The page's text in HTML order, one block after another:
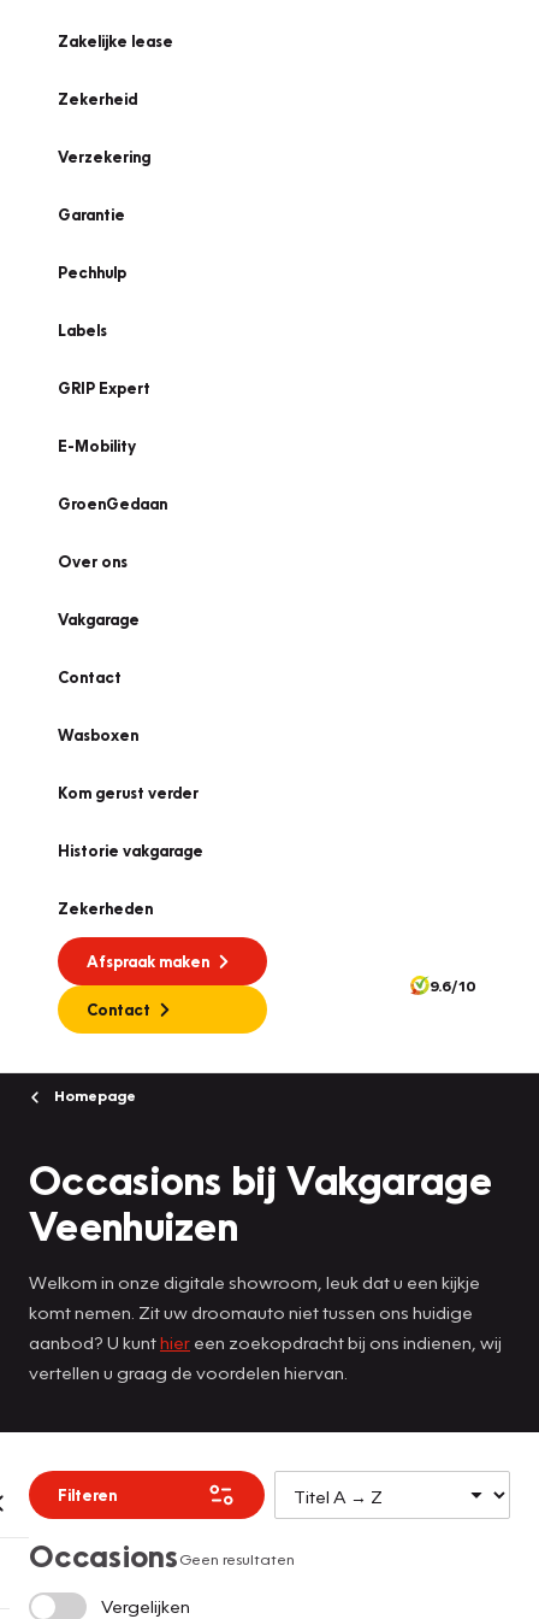
Zakelijke lease
Zekerheid
Verzekering
Garantie
Pechhulp
Labels
GRIP Expert
E-Mobility
GroenGedaan
Over ons
Vakgarage
Contact
Wasboxen
Kom gerust verder
Historie vakgarage
Zekerheden
Afspraak maken
Contact
9.6/10
Homepage
Occasions bij Vakgarage
Veenhuizen
Welkom in onze digitale showroom, leuk dat u een kijkje
komt nemen. Zit uw droomauto niet tussen ons huidige
aanbod? U kunthier een zoekopdracht bij ons indienen, wij
vertellen u graag de voordelen hiervan.
Filteren
OccasionsGeen resultaten
Vergelijken